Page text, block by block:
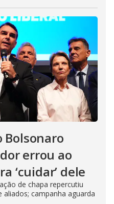
Bolsonaro
errou ao
‘cuidar’ dele
de chapa repercutiu
campanha aguarda